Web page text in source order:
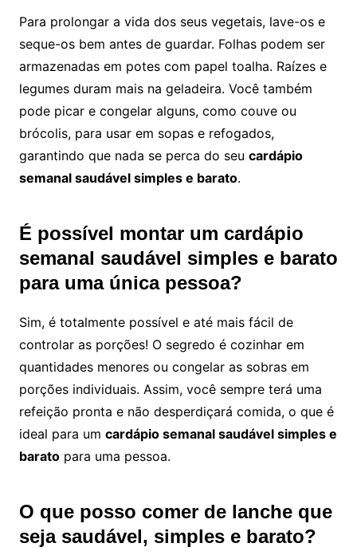
Para prolongar a vida dos seus vegetais, lave-os e
seque-os bem antes de guardar. Folhas podem ser
armazenadas em potes com papel toalha. Raízes e
legumes duram mais na geladeira. Você também
pode picar e congelar alguns, como couve ou
brócolis, para usar em sopas e refogados,
garantindo que nada se perca do seu cardápio
semanal saudável simples e barato.
É possível montar um cardápio
semanal saudável simples e barato
para uma única pessoa?
Sim, é totalmente possível e até mais fácil de
controlar as porções! O segredo é cozinhar em
quantidades menores ou congelar as sobras em
porções individuais. Assim, você sempre terá uma
refeição pronta e não desperdiçará comida, o que é
ideal para um cardápio semanal saudável simples e
baratopara uma pessoa.
O que posso comer de lanche que
seja saudável, simples e barato?